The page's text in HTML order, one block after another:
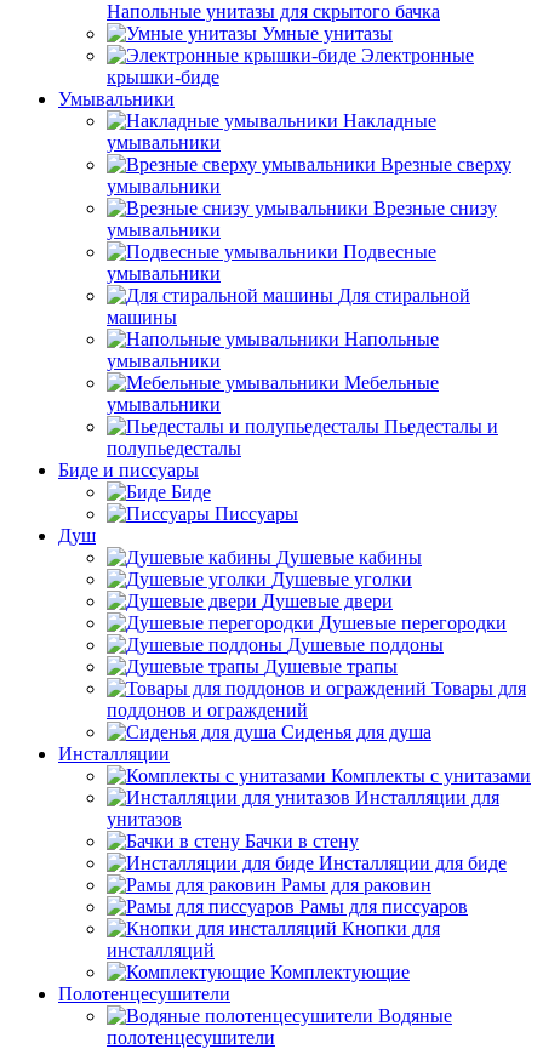
Напольные унитазы для скрытого бачка
Умные унитазы
Электронные
крышки-биде
Умывальники
Накладные
умывальники
Врезные сверху
умывальники
Врезные снизу
умывальники
Подвесные
умывальники
Для стиральной
машины
Напольные
умывальники
Мебельные
умывальники
Пьедесталы и
полупьедесталы
Биде и писсуары
Биде
Писсуары
Душ
Душевые кабины
Душевые уголки
Душевые двери
Душевые перегородки
Душевые поддоны
Душевые трапы
Товары для
поддонов и ограждений
Сиденья для душа
Инсталляции
Комплекты с унитазами
Инсталляции для
унитазов
Бачки в стену
Инсталляции для биде
Рамы для раковин
Рамы для писсуаров
Кнопки для
инсталляций
Комплектующие
Полотенцесушители
Водяные
полотенцесушители